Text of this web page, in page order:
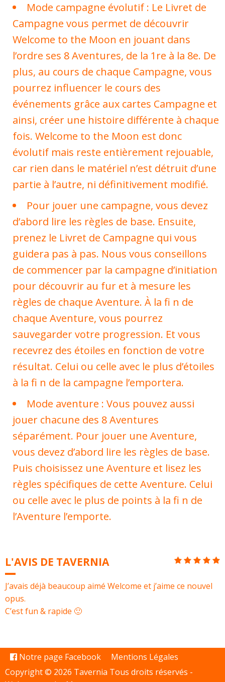
Mode campagne évolutif : Le Livret de
Campagne vous permet de découvrir
Welcome to the Moon en jouant dans
l’ordre ses 8 Aventures, de la 1re à la 8e. De
plus, au cours de chaque Campagne, vous
pourrez influencer le cours des
événements grâce aux cartes Campagne et
ainsi, créer une histoire différente à chaque
fois. Welcome to the Moon est donc
évolutif mais reste entièrement rejouable,
car rien dans le matériel n’est détruit d’une
partie à l’autre, ni définitivement modifié.
Pour jouer une campagne, vous devez
d’abord lire les règles de base. Ensuite,
prenez le Livret de Campagne qui vous
guidera pas à pas. Nous vous conseillons
de commencer par la campagne d’initiation
pour découvrir au fur et à mesure les
règles de chaque Aventure. À la fi n de
chaque Aventure, vous pourrez
sauvegarder votre progression. Et vous
recevrez des étoiles en fonction de votre
résultat. Celui ou celle avec le plus d’étoiles
à la fi n de la campagne l’emportera.
Mode aventure : Vous pouvez aussi
jouer chacune des 8 Aventures
séparément. Pour jouer une Aventure,
vous devez d’abord lire les règles de base.
Puis choisissez une Aventure et lisez les
règles spécifiques de cette Aventure. Celui
ou celle avec le plus de points à la fi n de
l’Aventure l’emporte.
L'AVIS DE TAVERNIA
J’avais déjà beaucoup aimé Welcome et j’aime ce nouvel
opus.
C’est fun & rapide 🙂
Notre page Facebook
Mentions Légales
Copyright © 2026 Tavernia Tous droits réservés -